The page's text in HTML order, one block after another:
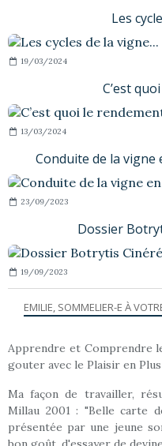
Les
19/03/2024
C’est
13/03/2024
Conduite de la vigne
23/09/2023
Dossier
19/09/2023
EMILIE, SOMMELIER-E À
Apprendre et Comprendre
gouter avec le Plaisir en Plus
Ma façon de travailler,
Millau 2001 : "Belle carte
présentée par une jeune